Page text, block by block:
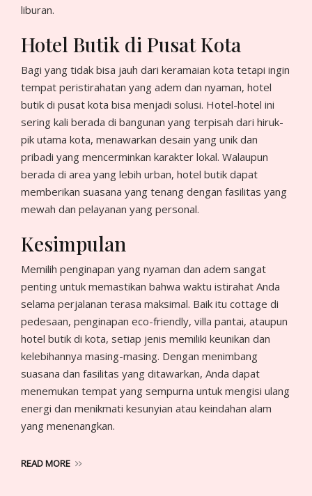
liburan.
Hotel Butik di Pusat Kota
Bagi yang tidak bisa jauh dari keramaian kota tetapi ingin
tempat peristirahatan yang adem dan nyaman, hotel
butik di pusat kota bisa menjadi solusi. Hotel-hotel ini
sering kali berada di bangunan yang terpisah dari hiruk-
pik utama kota, menawarkan desain yang unik dan
pribadi yang mencerminkan karakter lokal. Walaupun
berada di area yang lebih urban, hotel butik dapat
memberikan suasana yang tenang dengan fasilitas yang
mewah dan pelayanan yang personal.
Kesimpulan
Memilih penginapan yang nyaman dan adem sangat
penting untuk memastikan bahwa waktu istirahat Anda
selama perjalanan terasa maksimal. Baik itu cottage di
pedesaan, penginapan eco-friendly, villa pantai, ataupun
hotel butik di kota, setiap jenis memiliki keunikan dan
kelebihannya masing-masing. Dengan menimbang
suasana dan fasilitas yang ditawarkan, Anda dapat
menemukan tempat yang sempurna untuk mengisi ulang
energi dan menikmati kesunyian atau keindahan alam
yang menenangkan.
READ MORE